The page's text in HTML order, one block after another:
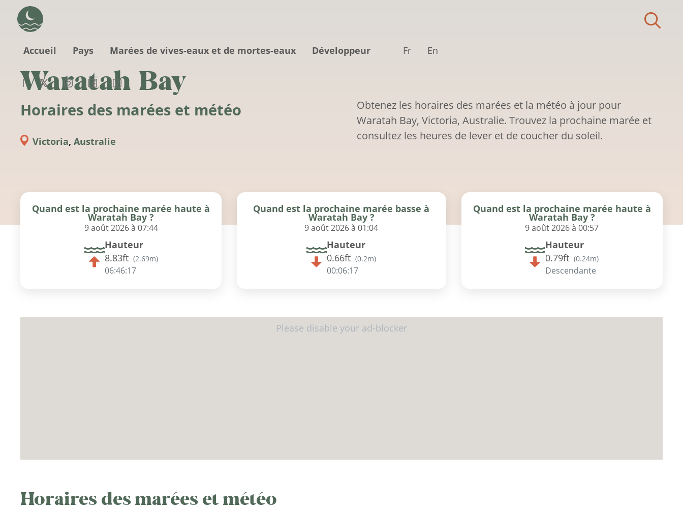
Accueil
Pays Marées de vives-eaux et de mortes-eaux Développeur Fr En
Waratah Bay
Horaires des marées et météo
Victoria, Australie
Obtenez les horaires des marées et la météo à jour pour
Waratah Bay, Victoria, Australie. Trouvez la prochaine marée et
consultez les heures de lever et de coucher du soleil.
Quand est la prochaine marée haute à
Waratah Bay ?
9 août 2026 à 07:44
Hauteur
8.83ft (2.69m)
06:46:16
Quand est la prochaine marée basse à
Waratah Bay ?
9 août 2026 à 01:04
Hauteur
0.66ft (0.2m)
00:06:16
Quand est la prochaine marée haute à
Waratah Bay ?
9 août 2026 à 00:57
Hauteur
0.79ft (0.24m)
Descendante
Horaires des marées et météo